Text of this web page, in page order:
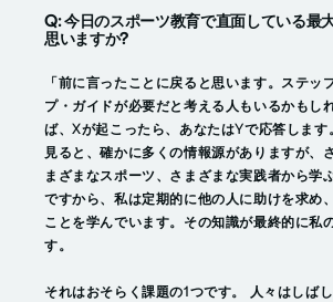
Q: 今日のスポーツ教育で直面している最
思いますか?
「前に言ったことに戻ると思います。ステッ
プ・ガイドが必要だと考える人もいるかもし
ば、Xが起こったら、あなたはYで応答します
見ると、確かに多くの情報源がありますが、
まざまなスポーツ、さまざまな実践者から学
ですから、私は定期的に他の人に助けを求め
ことを学んでいます。その知識が最終的に私
す。
それはおそらく課題の1つです。
人々はしば